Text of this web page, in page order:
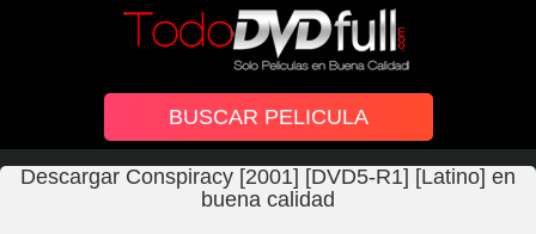
Descargar Conspiracy [2001] [DVD5-R1] [Latino] en
buena calidad